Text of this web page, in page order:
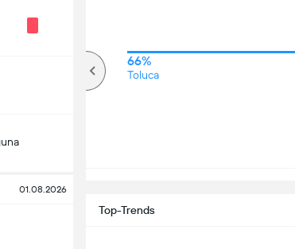
01.08.2026
66%
Toluca
Top-Trends